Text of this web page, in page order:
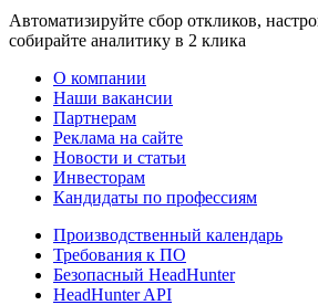
Автоматизируйте сбор откликов,
собирайте аналитику в 2 клика
О компании
Наши вакансии
Партнерам
Реклама на сайте
Новости и статьи
Инвесторам
Кандидаты по профессиям
Производственный календарь
Требования к ПО
Безопасный HeadHunter
HeadHunter API